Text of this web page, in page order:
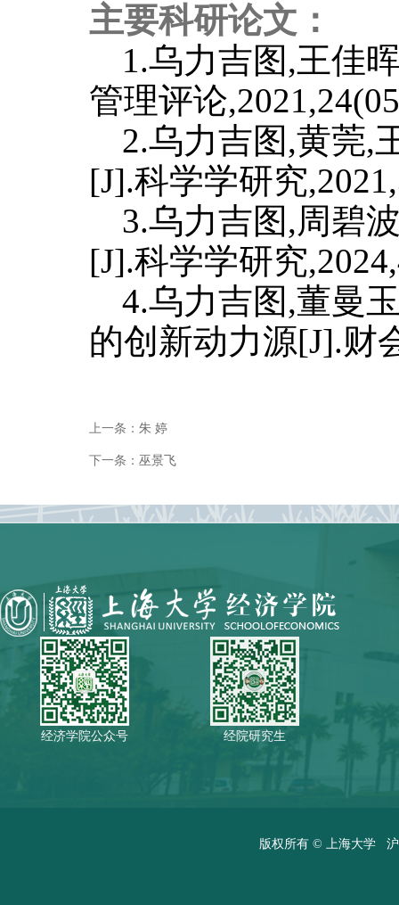
主要科研论文：
1.乌力吉图,王佳
管理评论
2.乌力吉图,黄莞,
[J].科学学研究
3.乌力吉图,周碧
[J].科学学研究
4.乌力吉图,董曼
的创新动力源[J].财
上一条： 朱 婷
下一条： 巫景飞
经济学院公众号 经院研究生
版权所有 © 上海大学